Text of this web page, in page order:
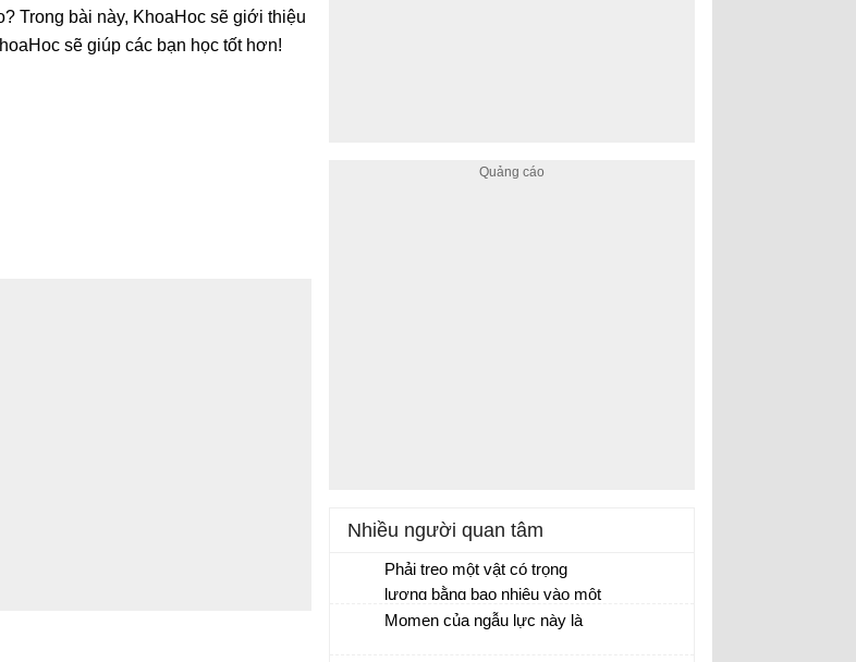
Trong bài này, KhoaHoc sẽ giới thiệu
sẽ giúp các bạn học tốt hơn!
Nhiều người quan tâm
Phải treo một vật có trọng
lượng bằng bao nhiêu vào một
lò xo có độ cứng k = 100 N/m
Momen của ngẫu lực này là